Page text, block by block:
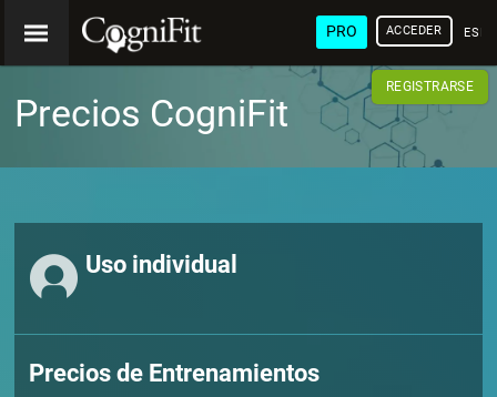
PRO ACCEDER
REGISTRARSE
Precios CogniFit
Uso individual
Precios de Entrenamientos